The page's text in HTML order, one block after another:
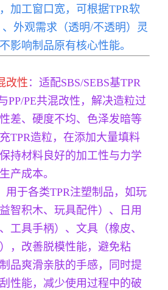
加工窗口宽，可根据TPR软
外观需求（透明/不透明）灵
影响制品原有核心性能。
改性：适配SBS/SEBS基TPR
PP/PE共混改性，解决造粒过
差、硬度不均、色泽发暗等
TPR造粒，在添加大量填料
持材料良好的加工性与力学
产成本。
用于各类TPR注塑制品，如玩
智积木、玩具配件）、日用
工具手柄）、文具（橡皮、
，改善脱模性能，避免粘
品爽滑亲肤的手感，同时提
性能，减少使用过程中的破